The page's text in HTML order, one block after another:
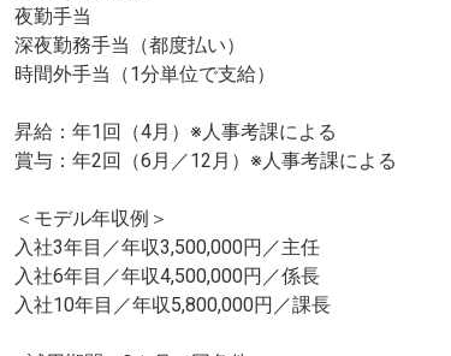
夜勤手当
深夜勤務手当（都度払い）
時間外手当（1分単位で支給）
昇給：年1回（4月）※人事考課による
賞与：年2回（6月／12月）※人事考課による
＜モデル年収例＞
入社3年目／年収3,500,000円／主任
入社6年目／年収4,500,000円／係長
入社10年目／年収5,800,000円／課長